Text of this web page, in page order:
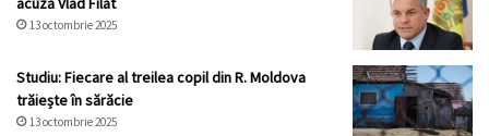
13 octombrie 2025
Studiu: Fiecare al treilea copil din R. Moldova
trăiește în sărăcie
13 octombrie 2025